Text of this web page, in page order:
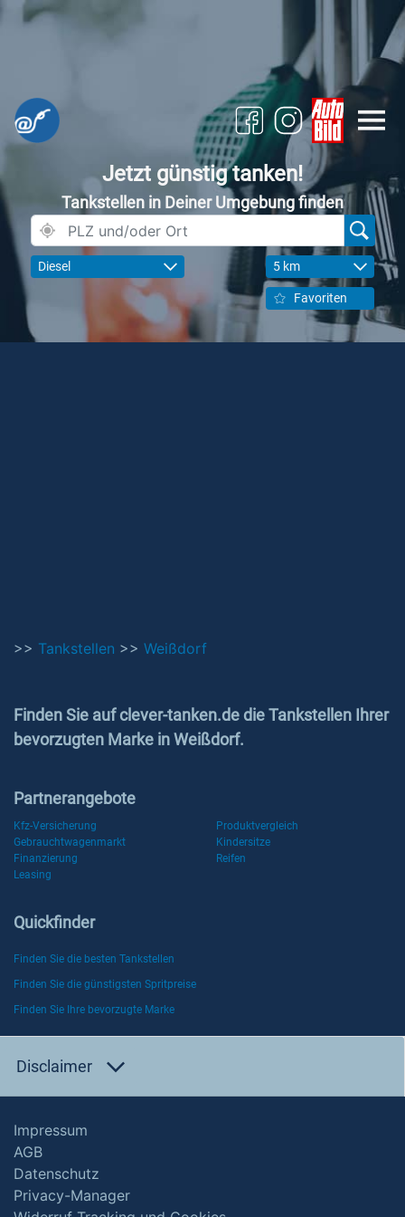
Jetzt günstig tanken!
Tankstellen in Deiner Umgebung finden
Diesel 5 km
Favoriten
>> Tankstellen >> Weißdorf
Finden Sie auf clever-tanken.de die Tankstellen Ihrer
bevorzugten Marke in Weißdorf.
Partnerangebote
Kfz-Versicherung
Produktvergleich
Gebrauchtwagenmarkt
Kindersitze
Finanzierung
Reifen
Leasing
Quickfinder
Finden Sie die besten Tankstellen
Finden Sie die günstigsten Spritpreise
Finden Sie Ihre bevorzugte Marke
Disclaimer
Impressum
AGB
Datenschutz
Privacy-Manager